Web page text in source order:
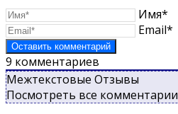
Имя*
Email*
9 комментариев
Межтекстовые Отзывы
Посмотреть все комментарии